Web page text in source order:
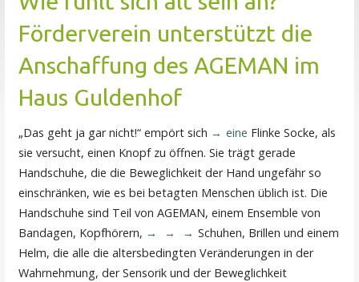
fördern.
Förderverein unterstützt die
Anschaffung des AGEMAN im
Haus Guldenhof
„Das geht ja gar nicht!“ empört sich eine Flinke Socke, als
sie versucht, einen Knopf zu öffnen. Sie trägt gerade
Handschuhe, die die Beweglichkeit der Hand ungefähr so
einschränken, wie es bei betagten Menschen üblich ist. Die
Handschuhe sind Teil von AGEMAN, einem Ensemble von
Bandagen, Kopfhörern,
Schuhen, Brillen und einem
Helm, die alle die altersbedingten Veränderungen in der
Wahrnehmung, der Sensorik und der Beweglichkeit